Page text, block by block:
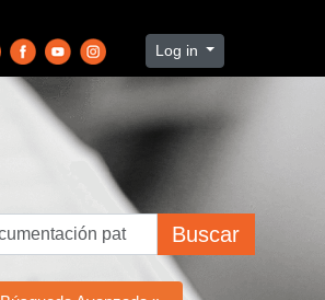
Log in
Buscar